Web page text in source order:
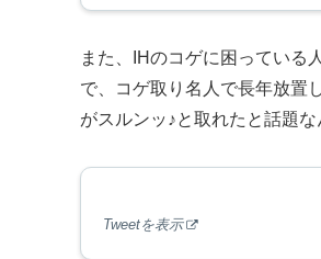
また、IHのコゲに困っている
で、コゲ取り名人で長年放置
がスルンッ♪と取れたと話題な
Tweetを表示